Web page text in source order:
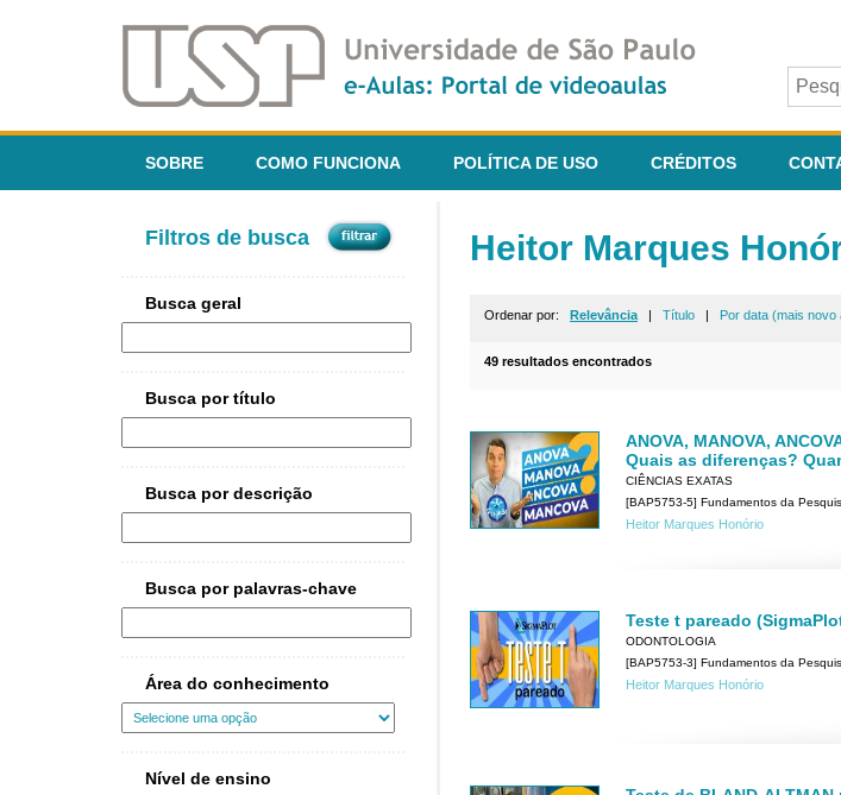
SOBRE COMO FUNCIONA POLÍTICA DE USO CRÉDITOS
Filtros de busca
Busca geral
Busca por título
Busca por descrição
Busca por palavras-chave
Área do conhecimento
Nível de ensino
Heitor Marques
Ordenar por: Relevância | Título | Por data (mais novo
49 resultados encontrados
ANOVA, MANOVA,
Quais as diferenças?
CIÊNCIAS EXATAS
[BAP5753-5] Fundamentos da
Heitor Marques Honório
Teste t pareado
ODONTOLOGIA
[BAP5753-3] Fundamentos da
Heitor Marques Honório